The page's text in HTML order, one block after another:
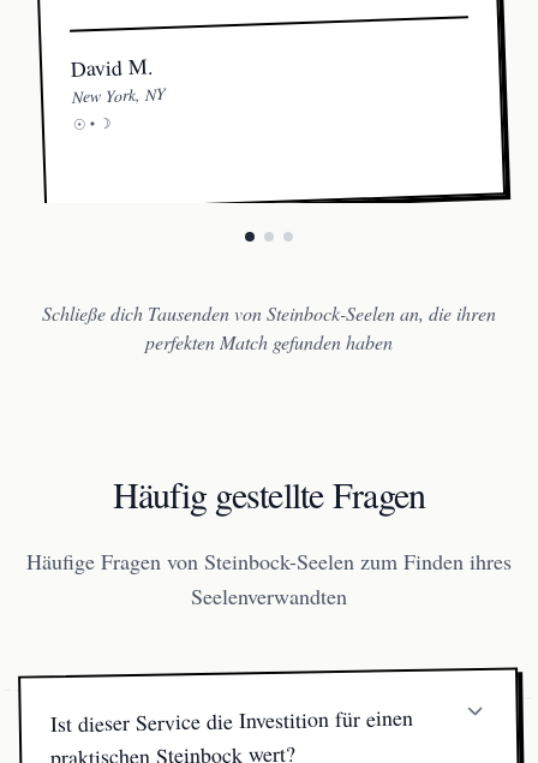
David M.
New York, NY
☉ • ☽
Schließe dich Tausenden von Steinbock-Seelen an, die ihren
perfekten Match gefunden haben
Häufig gestellte Fragen
Häufige Fragen von Steinbock-Seelen zum Finden ihres
Seelenverwandten
Ist dieser Service die Investition für einen
praktischen Steinbock wert?